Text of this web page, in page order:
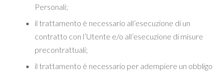
Personali;
il trattamento è necessario all’esecuzione di un
contratto con l’Utente e/o all’esecuzione di misure
precontrattuali;
il trattamento è necessario per adempiere un obbligo